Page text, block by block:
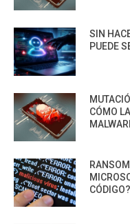
SIN
PUEDE
CÓMO
CÓDIGO?